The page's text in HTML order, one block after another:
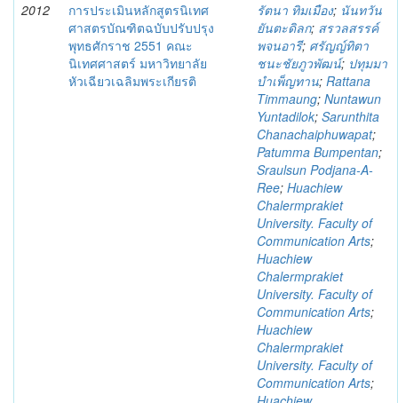
2012
การประเมินหลักสูตรนิเทศ
ศาสตรบัณฑิตฉบับปรับปรุง
พุทธศักราช 2551 คณะ
นิเทศศาสตร์ มหาวิทยาลัย
หัวเฉียวเฉลิมพระเกียรติ
รัตนา ทิมเมือง; นันทวัน
ยันตะดิลก; สรวลสรรค์
พจนอารี; ศรัญญ์ทิตา
ชนะชัยภูวพัฒน์; ปทุมมา
บำเพ็ญทาน; Rattana
Timmaung; Nuntawun
Yuntadilok; Sarunthita
Chanachaiphuwapat;
Patumma Bumpentan;
Sraulsun Podjana-A-
Ree; Huachiew
Chalermprakiet
University. Faculty of
Communication Arts;
Huachiew
Chalermprakiet
University. Faculty of
Communication Arts;
Huachiew
Chalermprakiet
University. Faculty of
Communication Arts;